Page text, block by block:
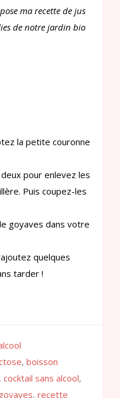
ma recette de jus
de notre jardin bio
la petite couronne
pour enlevez les
Puis coupez-les
goyaves dans votre
quelques
tarder !
, boisson
, cocktail sans alcool,
, recette